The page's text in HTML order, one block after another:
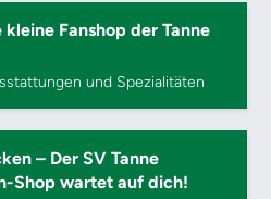
kleine Fanshop der Tanne
und Spezialitäten
– Der SV Tanne
Shop wartet auf dich!